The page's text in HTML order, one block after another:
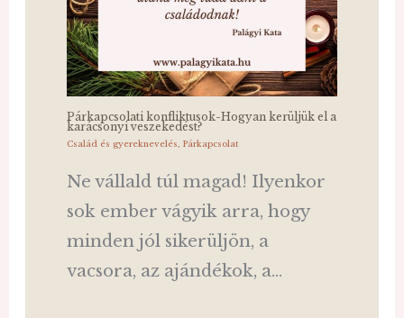
Párkapcsolati konfliktusok-Hogyan kerüljük el a
karácsonyi veszekedést?
Család és gyereknevelés Párkapcsolat
Ne vállald túl magad! Ilyenkor
sok ember vágyik arra, hogy
minden jól sikerüljön, a
vacsora, az ajándékok, a…